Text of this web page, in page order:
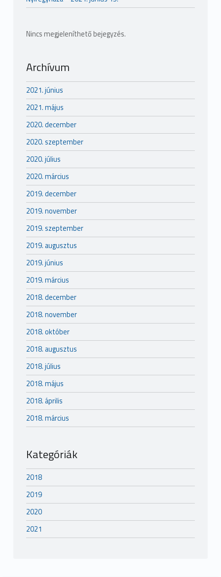
Nincs megjeleníthető bejegyzés.
Archívum
2021. június
2021. május
2020. december
2020. szeptember
2020. július
2020. március
2019. december
2019. november
2019. szeptember
2019. augusztus
2019. június
2019. március
2018. december
2018. november
2018. október
2018. augusztus
2018. július
2018. május
2018. április
2018. március
Kategóriák
2018
2019
2020
2021